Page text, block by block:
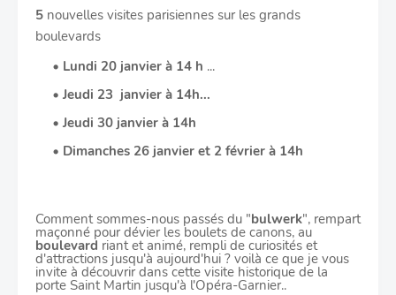
5 nouvelles visites parisiennes sur les grands
boulevards
Lundi 20 janvier à 14 h ...
Jeudi 23 janvier à 14h...
Jeudi 30 janvier à 14h
Dimanches 26 janvier et 2 février à 14h
Comment sommes-nous passés du "bulwerk", rempart
maçonné pour dévier les boulets de canons, au
boulevard riant et animé, rempli de curiosités et
d'attractions jusqu'à aujourd'hui ? voilà ce que je vous
invite à découvrirdans cette visite historique de la
porte Saint Martin jusqu'à l'Opéra-Garnier..